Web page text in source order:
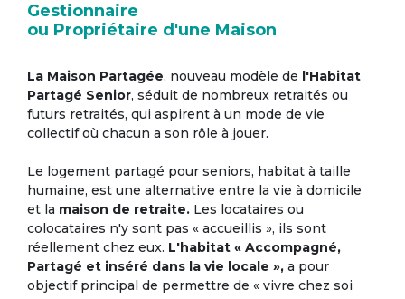
Gestionnaire
ou Propriétaire d'une Maison
La Maison Partagée, nouveau modèle de l'Habitat
Partagé Senior, séduit de nombreux retraités ou
futurs retraités, qui aspirent à un mode de vie
collectif où chacun a son rôle à jouer.
Le logement partagé pour seniors, habitat à taille
humaine, est une alternative entre la vie à domicile
et la maison de retraite. Les locataires ou
colocataires n'y sont pas « accueillis », ils sont
réellement chez eux. L'habitat « Accompagné,
Partagé et inséré dans la vie locale », a pour
objectif principal de permettre de « vivre chez soi